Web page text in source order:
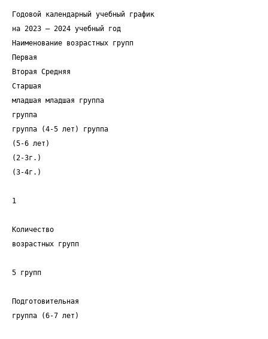
Годовой календарный учебный график
на 2023 – 2024 учебный год
Наименование возрастных групп
Первая
Вторая Средняя
Старшая
младшая младшая группа
группа
группа (4-5 лет) группа
(5-6 лет)
(2-3г.)
(3-4г.)
1
Количество
возрастных групп
5 групп
Подготовительная
группа (6-7 лет)